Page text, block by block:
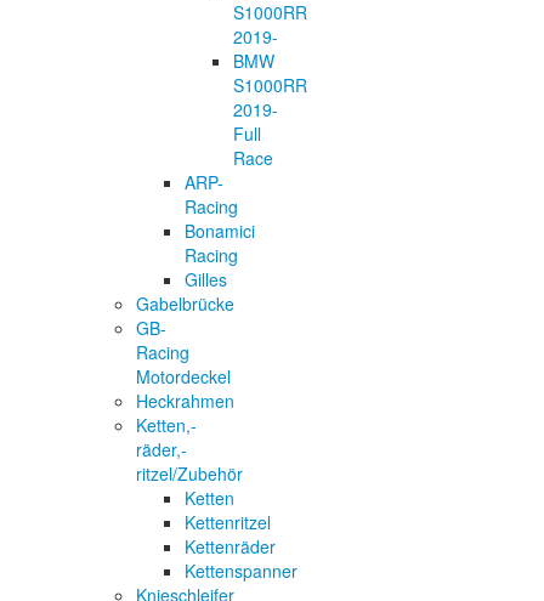
S1000RR
2019-
BMW
S1000RR
2019-
Full
Race
ARP-
Racing
Bonamici
Racing
Gilles
Gabelbrücke
GB-
Racing
Motordeckel
Heckrahmen
Ketten,-
räder,-
ritzel/Zubehör
Ketten
Kettenritzel
Kettenräder
Kettenspanner
Knieschleifer